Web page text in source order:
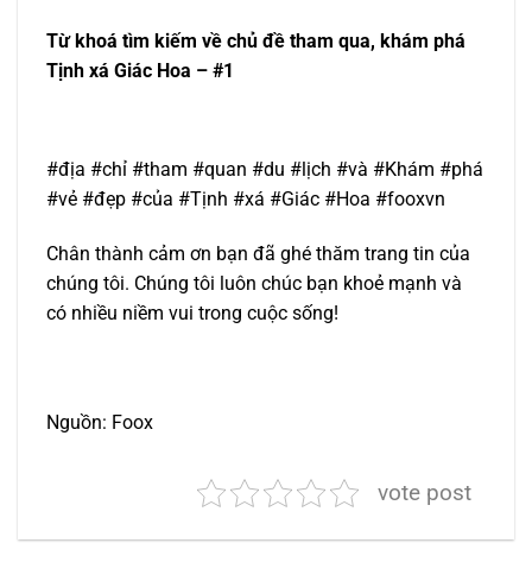
Từ khoá tìm kiếm về chủ đề tham qua, khám phá
Tịnh xá Giác Hoa – #1
#địa #chỉ #tham #quan #du #lịch #và #Khám #phá
#vẻ #đẹp #của #Tịnh #xá #Giác #Hoa #fooxvn
Chân thành cảm ơn bạn đã ghé thăm trang tin của
chúng tôi. Chúng tôi luôn chúc bạn khoẻ mạnh và
có nhiều niềm vui trong cuộc sống!
Nguồn: Foox
vote post